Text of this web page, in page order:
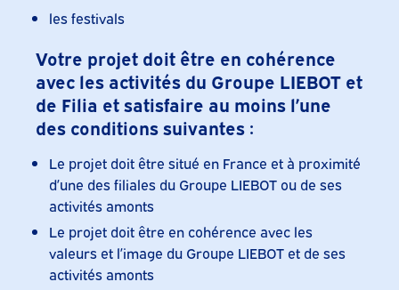
les festivals
Votre projet doit être en cohérence
avec les activités du Groupe LIEBOT et
de Filia et satisfaire au moins l’une
des conditions suivantes :
Le projet doit être situé en France et à proximité
d’une des filiales du Groupe LIEBOT ou de ses
activités amonts
Le projet doit être en cohérence avec les
valeurs et l’image du Groupe LIEBOT et de ses
activités amonts